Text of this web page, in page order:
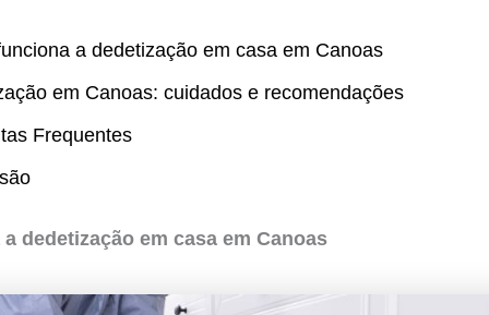
a dedetização em casa em Canoas
em Canoas: cuidados e recomendações
Frequentes
dedetização em casa em Canoas